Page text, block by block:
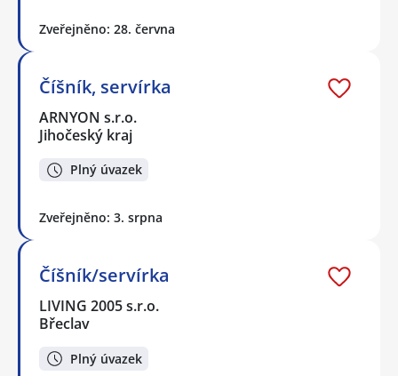
Zveřejněno: 28. června
Číšník, servírka
ARNYON s.r.o.
Jihočeský kraj
Plný úvazek
Zveřejněno: 3. srpna
Číšník/servírka
LIVING 2005 s.r.o.
Břeclav
Plný úvazek